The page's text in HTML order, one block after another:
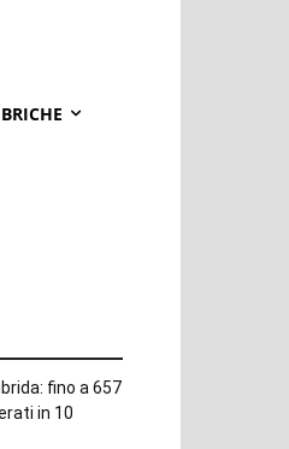
fino a 657
in 10